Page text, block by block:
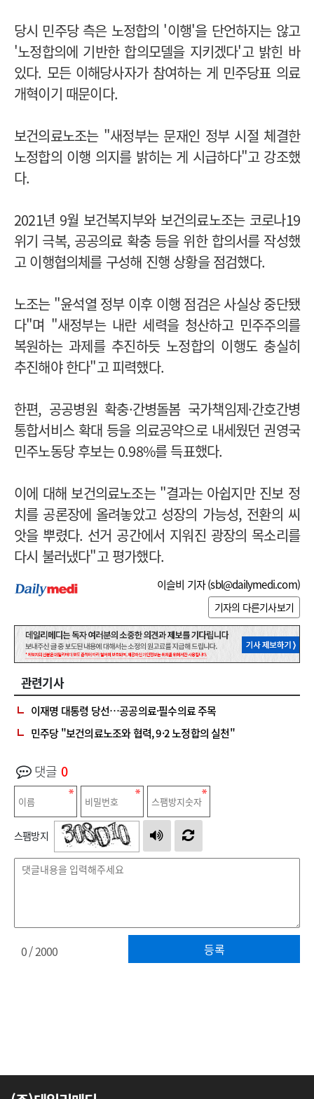
당시 민주당 측은 노정합의 '이행'을 단언하지는 않고
'노정합의에 기반한 합의모델을 지키겠다'고 밝힌 바
있다. 모든 이해당사자가 참여하는 게 민주당표 의료
개혁이기 때문이다.
보건의료노조는 "새정부는 문재인 정부 시절 체결한
노정합의 이행 의지를 밝히는 게 시급하다"고 강조했
다.
2021년 9월 보건복지부와 보건의료노조는 코로나19
위기 극복, 공공의료 확충 등을 위한 합의서를 작성했
고 이행협의체를 구성해 진행 상황을 점검했다.
노조는 "윤석열 정부 이후 이행 점검은 사실상 중단됐
다"며 "새정부는 내란 세력을 청산하고 민주주의를
복원하는 과제를 추진하듯 노정합의 이행도 충실히
추진해야 한다"고 피력했다.
한편, 공공병원 확충·간병돌봄 국가책임제·간호간병
통합서비스 확대 등을 의료공약으로 내세웠던 권영국
민주노동당 후보는 0.98%를 득표했다.
이에 대해 보건의료노조는 "결과는 아쉽지만 진보 정
치를 공론장에 올려놓았고 성장의 가능성, 전환의 씨
앗을 뿌렸다. 선거 공간에서 지워진 광장의 목소리를
다시 불러냈다"고 평가했다.
이슬비 기자 (sbl@dailymedi.com)
기자의 다른기사보기
관련기사
이재명 대통령 당선…공공의료·필수의료 주목
민주당 "보건의료노조와 협력, 9·2 노정합의 실천"
댓글 0
스팸방지
등록
0/ 2000